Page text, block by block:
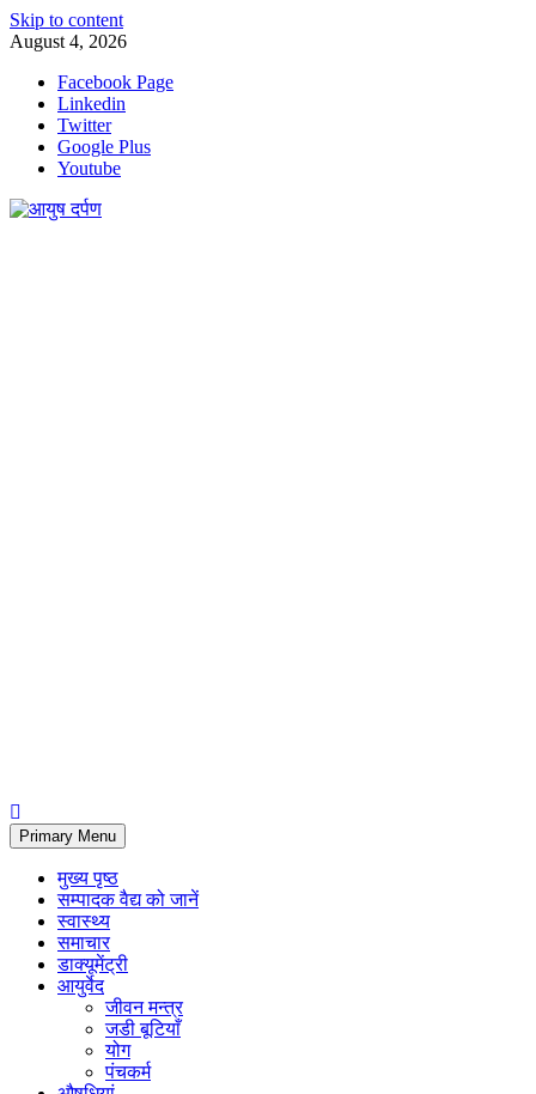
Skip to content
August 4, 2026
Facebook Page
Linkedin
Twitter
Google Plus
Youtube
Primary Menu
मुख्य पृष्ठ
सम्पादक वैद्य को जानें
स्वास्थ्य
समाचार
डाक्यूमेंट्री
आयुर्वेद
जीवन मन्त्र
जडी बूटियाँ
योग
पंचकर्म